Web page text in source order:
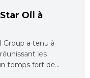
Oil à
Group a tenu à
les
temps fort de…